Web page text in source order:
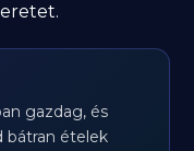
gazdag, és
bátran ételek